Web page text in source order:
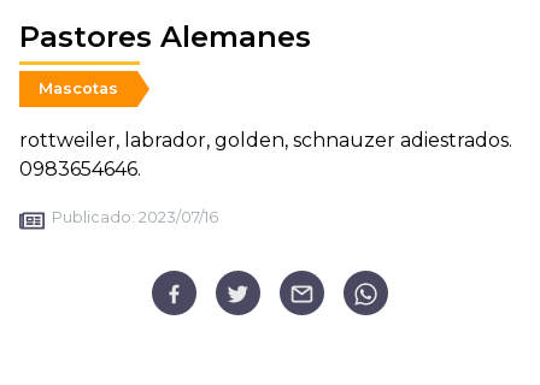
Pastores Alemanes
Mascotas
rottweiler, labrador, golden, schnauzer adiestrados.
0983654646.
Publicado: 2023/07/16